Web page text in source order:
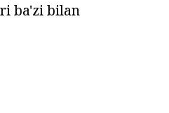
ba'zi bilan